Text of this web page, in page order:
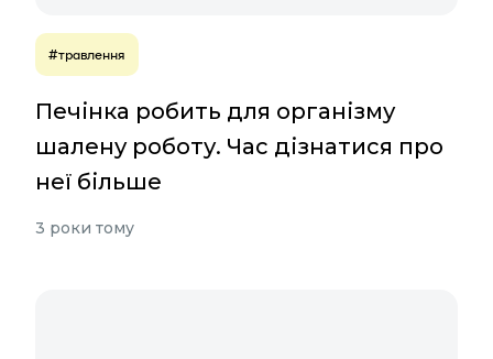
#травлення
Печінка робить для організму
шалену роботу. Час дізнатися про
неї більше
3 роки тому